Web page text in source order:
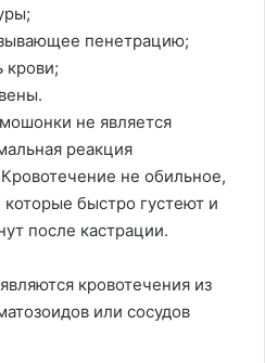
пенетрацию;
крови;
не является
реакция
не обильное,
которые быстро густеют и
после кастрации.
кровотечения из
или сосудов